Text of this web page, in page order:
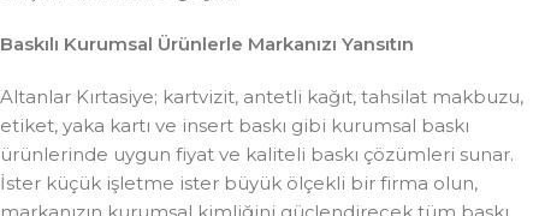
Baskılı Kurumsal Ürünlerle Markanızı Yansıtın
Altanlar Kırtasiye; kartvizit, antetli kağıt, tahsilat makbuzu,
etiket, yaka kartı ve insert baskı gibi kurumsal baskı
ürünlerinde uygun fiyat ve kaliteli baskı çözümleri sunar.
İster küçük işletme ister büyük ölçekli bir firma olun,